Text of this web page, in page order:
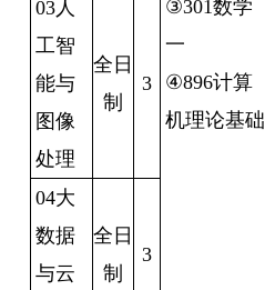
③301数学
一
④896计算
机理论基础
03人
工智
能与
图像
处理
全日
制
3
04大
数据
与云
全日
制
3